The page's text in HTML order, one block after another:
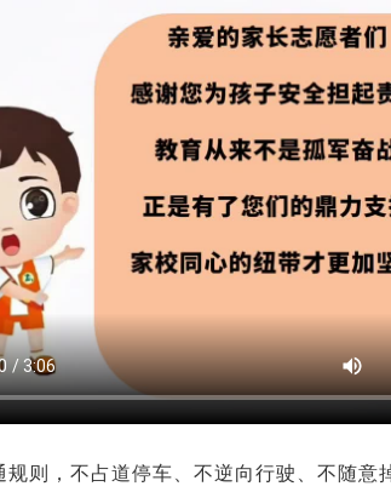
则，不占道停车、不逆向行驶、不随意